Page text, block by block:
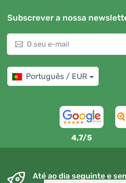
Subscrever a nossa
Português / EUR
4,7/5
Até ao dia seguinte e